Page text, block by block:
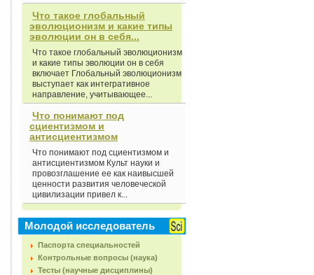
Что такое глобальный
эволюционизм и какие типы
эволюции он в себя...
Что такое глобальный эволюционизм
и какие типы эволюции он в себя
включает Глобальный эволюционизм
выступает как интегративное
направление, учитывающее...
Что понимают под
сциентизмом и
антисциентизмом
Что понимают под сциентизмом и
антисциентизмом Культ науки и
провозглашение ее как наивысшей
ценности развития человеческой
цивилизации привел к...
Молодой исследователь
Паспорта специальностей
Контрольные вопросы (наука)
Тесты (научные дисциплины)